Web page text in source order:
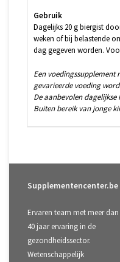
Gebruik
Dagelijks 20 g biergist
weken of bij belastende
dag gegeven worden.
Een
gevarieerde voeding
De aanbevolen
Buiten bereik van jonge
Supplementencenter.be
Ervaren team met meer dan
40 jaar ervaring in de
gezondheidssector.
Wetenschappelijk